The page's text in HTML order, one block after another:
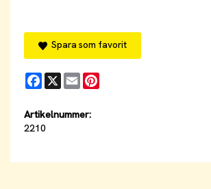
Spara som favorit
Facebook
X Email
Artikelnummer:
2210